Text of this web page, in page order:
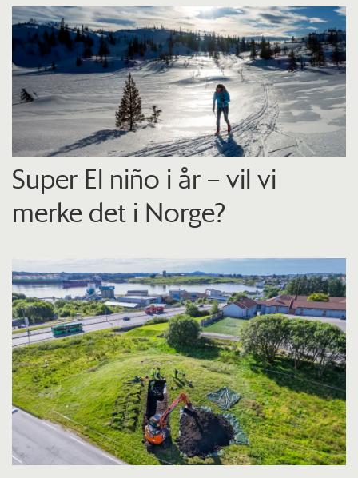
Super El niño i år – vil vi
merke det i Norge?